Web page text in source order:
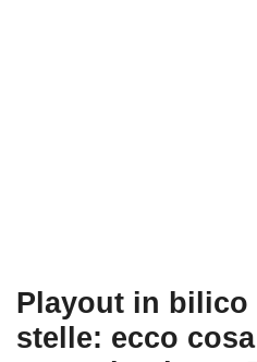
Playout in bilico
stelle: ecco